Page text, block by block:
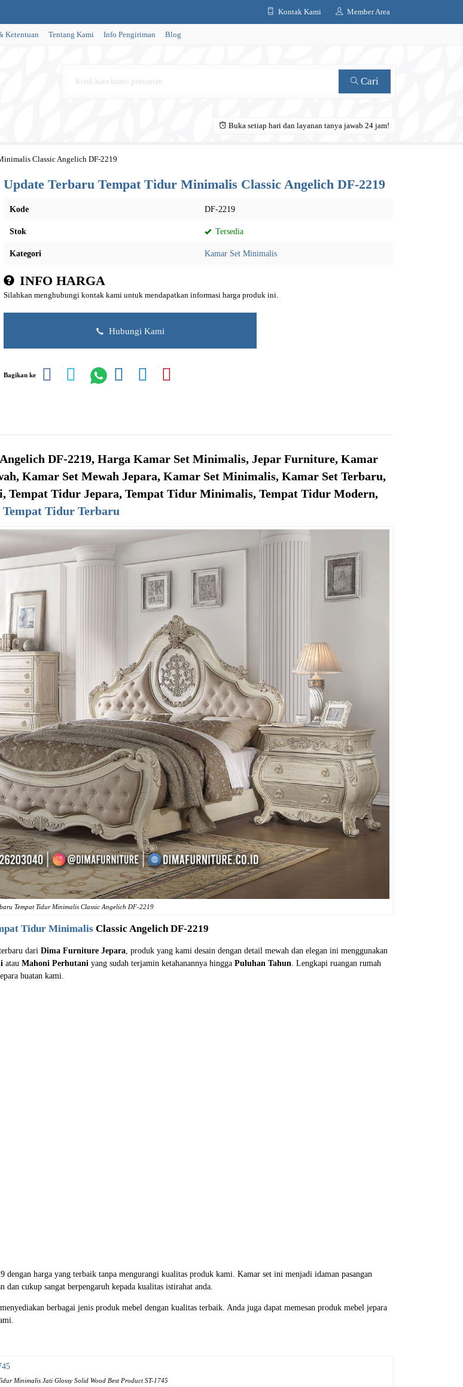
Kontak Kami Member Area
Ketentuan Tentang Kami Info Pengiriman Blog
Cari
Buka setiap hari dan layanan tanya jawab 24 jam!
Classic Angelich DF-2219
Update Terbaru Tempat Tidur Minimalis Classic Angelich DF-2219
Kode DF-2219
Stok Tersedia
Kategori Kamar Set Minimalis
INFO HARGA
Silahkan menghubungi kontak kami untuk mendapatkan informasi harga produk ini.
Hubungi Kami
Bagikan ke
DF-2219, Harga Kamar Set Minimalis, Jepar Furniture, Kamar
Kamar Set Mewah Jepara, Kamar Set Minimalis, Kamar Set Terbaru,
Tidur Jepara, Tempat Tidur Minimalis, Tempat Tidur Modern,
Tempat Tidur Terbaru
Tempat Tidur Minimalis Classic Angelich DF-2219
Tidur Minimalis Classic Angelich DF-2219
dari Dima Furniture Jepara, produk yang kami desain dengan detail mewah dan elegan ini menggunakan
atau Mahoni Perhutani yang sudah terjamin ketahanannya hingga Puluhan Tahun. Lengkapi ruangan rumah
buatan kami.
harga yang terbaik tanpa mengurangi kualitas produk kami. Kamar set ini menjadi idaman pasangan
cukup sangat berpengaruh kepada kualitas istirahat anda.
berbagai jenis produk mebel dengan kualitas terbaik. Anda juga dapat memesan produk mebel jepara
Minimalis Jati Glossy Solid Wood Best Product ST-1745